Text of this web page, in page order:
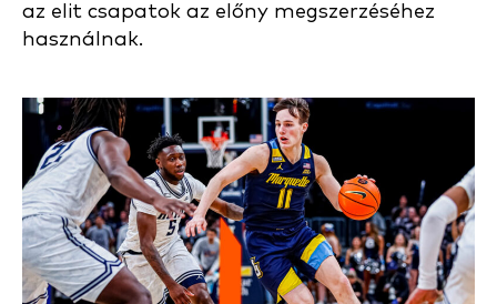
az elit csapatok az előny megszerzéséhez
használnak.